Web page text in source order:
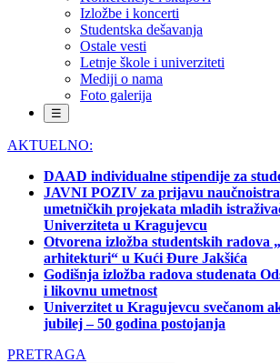
Izložbe i koncerti
Studentska dešavanja
Ostale vesti
Letnje škole i univerziteti
Mediji o nama
Foto galerija
☰
AKTUELNO:
DAAD individualne stipendije za
JAVNI POZIV za prijavu
umetničkih projekata mladih
Univerziteta u Kragujevcu
Otvorena izložba studentskih radova
arhitekturi“ u Kući Đure Jakšića
Godišnja izložba radova studenata
i likovnu umetnost
Univerzitet u Kragujevcu svečanom
jubilej – 50 godina postojanja
PRETRAGA